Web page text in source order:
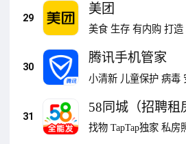
29
美团
美食 生存 有内购 打造
30
腾讯手机管家
小清新 儿童保护 病毒
31
58同城（招聘租
政）
找物 TapTap独家 私房